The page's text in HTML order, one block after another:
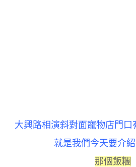
大興路相演斜對面寵物店門口
就是我們今天要介紹
那個飯糰